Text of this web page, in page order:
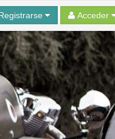
Acceder